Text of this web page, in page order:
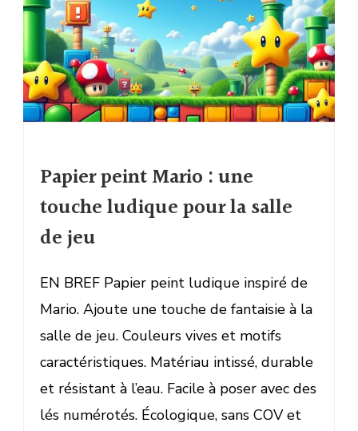
Papier peint Mario : une
touche ludique pour la salle
de jeu
EN BREF Papier peint ludique inspiré de
Mario. Ajoute une touche de fantaisie à la
salle de jeu. Couleurs vives et motifs
caractéristiques. Matériau intissé, durable
et résistant à l’eau. Facile à poser avec des
lés numérotés. Écologique, sans COV et